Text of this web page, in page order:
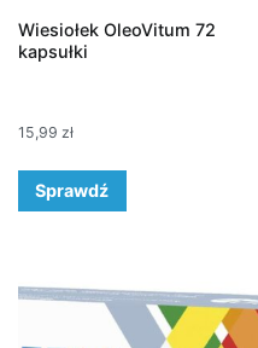
Wiesiołek OleoVitum 72
kapsułki
15,99 zł
Sprawdź